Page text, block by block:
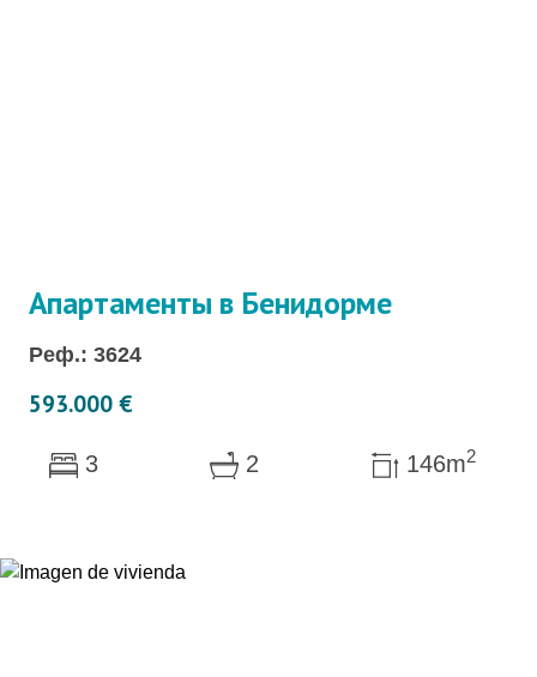
Апартаменты в Бенидорме
Реф.: 3624
593.000 €
3 2 146m2